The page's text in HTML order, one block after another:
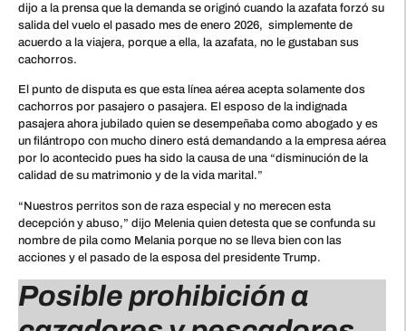
dijo a la prensa que la demanda se originó cuando la azafata forzó su
salida del vuelo el pasado mes de enero 2026, simplemente de
acuerdo a la viajera, porque a ella, la azafata, no le gustaban sus
cachorros.
El punto de disputa es que esta línea aérea acepta solamente dos
cachorros por pasajero o pasajera. El esposo de la indignada
pasajera ahora jubilado quien se desempeñaba como abogado y es
un filántropo con mucho dinero está demandando a la empresa aérea
por lo acontecido pues ha sido la causa de una “disminución de la
calidad de su matrimonio y de la vida marital.”
“Nuestros perritos son de raza especial y no merecen esta
decepción y abuso,” dijo Melenia quien detesta que se confunda su
nombre de pila como Melania porque no se lleva bien con las
acciones y el pasado de la esposa del presidente Trump.
Posible prohibición a